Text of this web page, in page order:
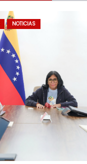
NOTICIAS